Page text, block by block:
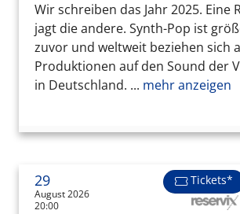
Wir schreiben das Jahr 2025. Eine
jagt die andere. Synth-Pop ist
zuvor und weltweit beziehen sich
Produktionen auf den Sound der
in Deutschland. ... mehr anzeigen
29
August 2026
20:00
Tickets*